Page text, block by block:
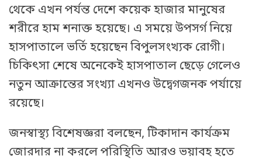
থেকে এখন পর্যন্ত দেশে কয়েক হাজার মানুষের
শরীরে হাম শনাক্ত হয়েছে। এ সময়ে উপসর্গ নিয়ে
হাসপাতালে ভর্তি হয়েছেন বিপুলসংখ্যক রোগী।
চিকিৎসা শেষে অনেকেই হাসপাতাল ছেড়ে গেলেও
নতুন আক্রান্তের সংখ্যা এখনও উদ্বেগজনক পর্যায়ে
রয়েছে।
জনস্বাস্থ্য বিশেষজ্ঞরা বলছেন, টিকাদান কার্যক্রম
জোরদার না করলে পরিস্থিতি আরও ভয়াবহ হতে